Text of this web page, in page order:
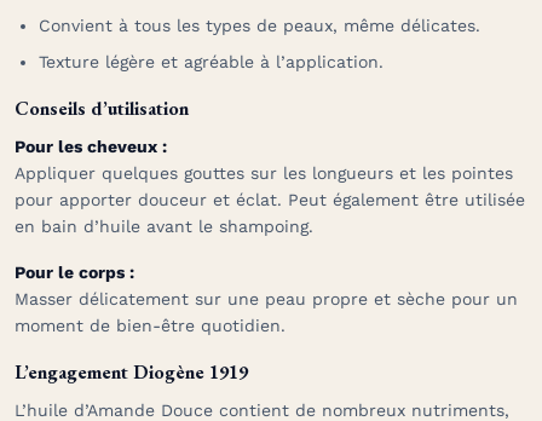
Convient à tous les types de peaux, même délicates.
Texture légère et agréable à l’application.
Conseils d’utilisation
Pour les cheveux :
Appliquer quelques gouttes sur les longueurs et les pointes
pour apporter douceur et éclat. Peut également être utilisée
en bain d’huile avant le shampoing.
Pour le corps :
Masser délicatement sur une peau propre et sèche pour un
moment de bien-être quotidien.
L’engagement Diogène 1919
L’huile d’Amande Douce contient de nombreux nutriments,